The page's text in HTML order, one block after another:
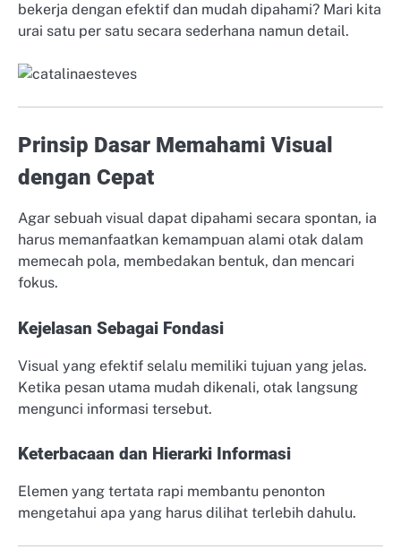
bekerja dengan efektif dan mudah dipahami? Mari kita
urai satu per satu secara sederhana namun detail.
Prinsip Dasar Memahami Visual
dengan Cepat
Agar sebuah visual dapat dipahami secara spontan, ia
harus memanfaatkan kemampuan alami otak dalam
memecah pola, membedakan bentuk, dan mencari
fokus.
Kejelasan Sebagai Fondasi
Visual yang efektif selalu memiliki tujuan yang jelas.
Ketika pesan utama mudah dikenali, otak langsung
mengunci informasi tersebut.
Keterbacaan dan Hierarki Informasi
Elemen yang tertata rapi membantu penonton
mengetahui apa yang harus dilihat terlebih dahulu.